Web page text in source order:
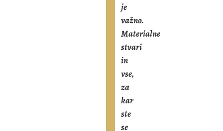
je
važno.
Materialne
stvari
in
vse,
za
kar
ste
se